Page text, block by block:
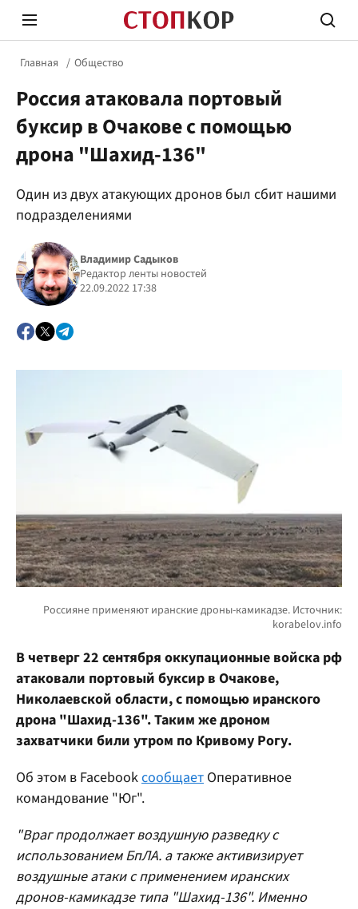
Политика
Главная Общество
Россия атаковала портовый
буксир в Очакове с помощью
дрона "Шахид-136"
Один из двух атакующих дронов был сбит нашими
подразделениями
Владимир Садыков
Редактор ленты новостей
22.09.2022 17:38
В четверг 22 сентября оккупационные войска рф
атаковали портовый буксир в Очакове,
Николаевской области, с помощью иранского
дрона "Шахид-136". Таким же дроном
захватчики били утром по Кривому Рогу.
Об этом в Facebookсообщает Оперативное
командование "Юг".
"Враг продолжает воздушную разведку с
использованием БпЛА. а также активизирует
воздушные атаки с применением иранских
дронов-камикадзе типа "Шахид-136". Именно